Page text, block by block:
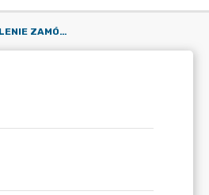
PLAN POSTĘPOWAŃ O UDZIELENIE ZAMÓWIEŃ NA ROK 2025 - SP2